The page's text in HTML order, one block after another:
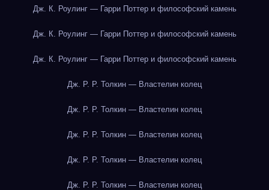
Дж. К. Роулинг — Гарри Поттер и философский камень
Дж. К. Роулинг — Гарри Поттер и философский камень
Дж. К. Роулинг — Гарри Поттер и философский камень
Дж. Р. Р. Толкин — Властелин колец
Дж. Р. Р. Толкин — Властелин колец
Дж. Р. Р. Толкин — Властелин колец
Дж. Р. Р. Толкин — Властелин колец
Дж. Р. Р. Толкин — Властелин колец